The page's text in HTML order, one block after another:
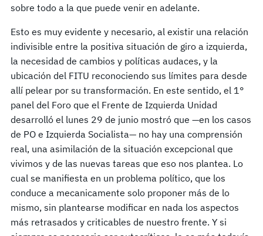
sobre todo a la que puede venir en adelante.
Esto es muy evidente y necesario, al existir una relación
indivisible entre la positiva situación de giro a izquierda,
la necesidad de cambios y políticas audaces, y la
ubicación del FITU reconociendo sus límites para desde
allí pelear por su transformación. En este sentido, el 1°
panel del Foro que el Frente de Izquierda Unidad
desarrolló el lunes 29 de junio mostró que —en los casos
de PO e Izquierda Socialista— no hay una comprensión
real, una asimilación de la situación excepcional que
vivimos y de las nuevas tareas que eso nos plantea. Lo
cual se manifiesta en un problema político, que los
conduce a mecanicamente solo proponer más de lo
mismo, sin plantearse modificar en nada los aspectos
más retrasados y criticables de nuestro frente. Y si